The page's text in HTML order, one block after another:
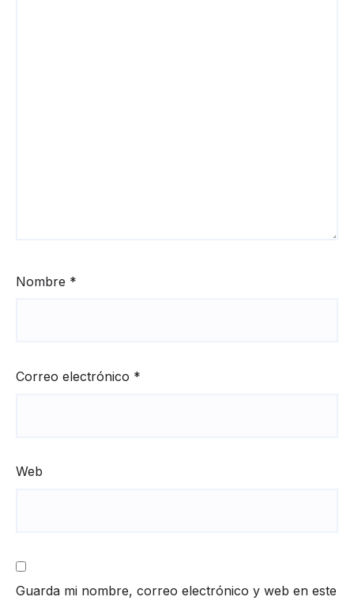
Nombre *
Correo electrónico *
Web
Guarda mi nombre, correo electrónico y web en este